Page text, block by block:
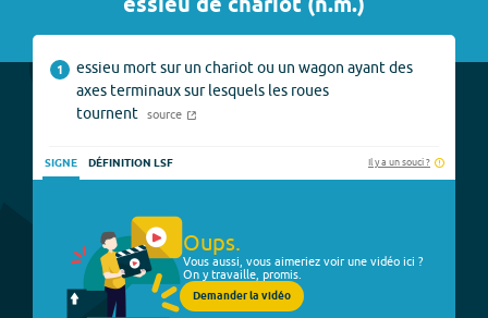
essieu de chariot (n.m.)
1
essieu mort sur un chariot ou un wagon ayant des
axes terminaux sur lesquels les roues
tournent
source
SIGNE DÉFINITION LSF Il y a un souci ?
Oups.
Vous aussi, vous aimeriez voir une vidéo ici ?
On y travaille, promis.
Demander la vidéo